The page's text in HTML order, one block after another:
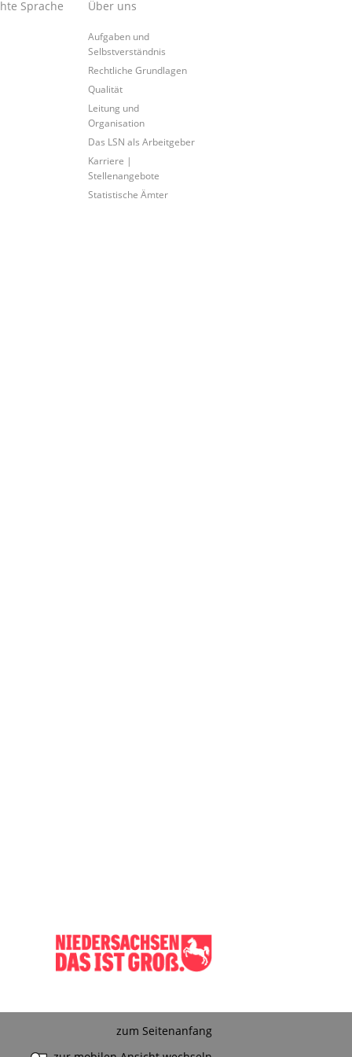
Sprache Über uns
Aufgaben und
Selbstverständnis
Rechtliche Grundlagen
Qualität
Leitung und
Organisation
Das LSN als Arbeitgeber
Karriere |
Stellenangebote
Statistische Ämter
zum Seitenanfang